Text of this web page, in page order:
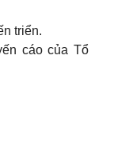
triển.
cáo của Tổ